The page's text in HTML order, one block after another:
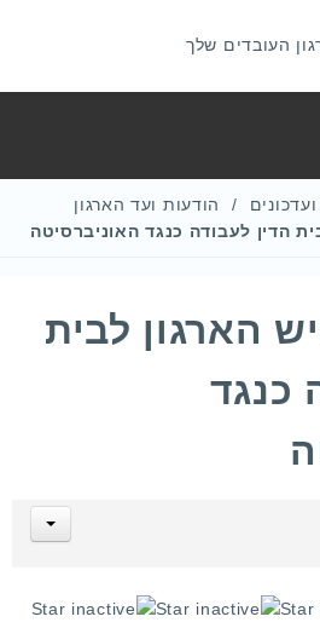
הודעות ועד הארגון
הדין לעבודה כנגד האוניברסיטה
הארגון לבית
כנגד